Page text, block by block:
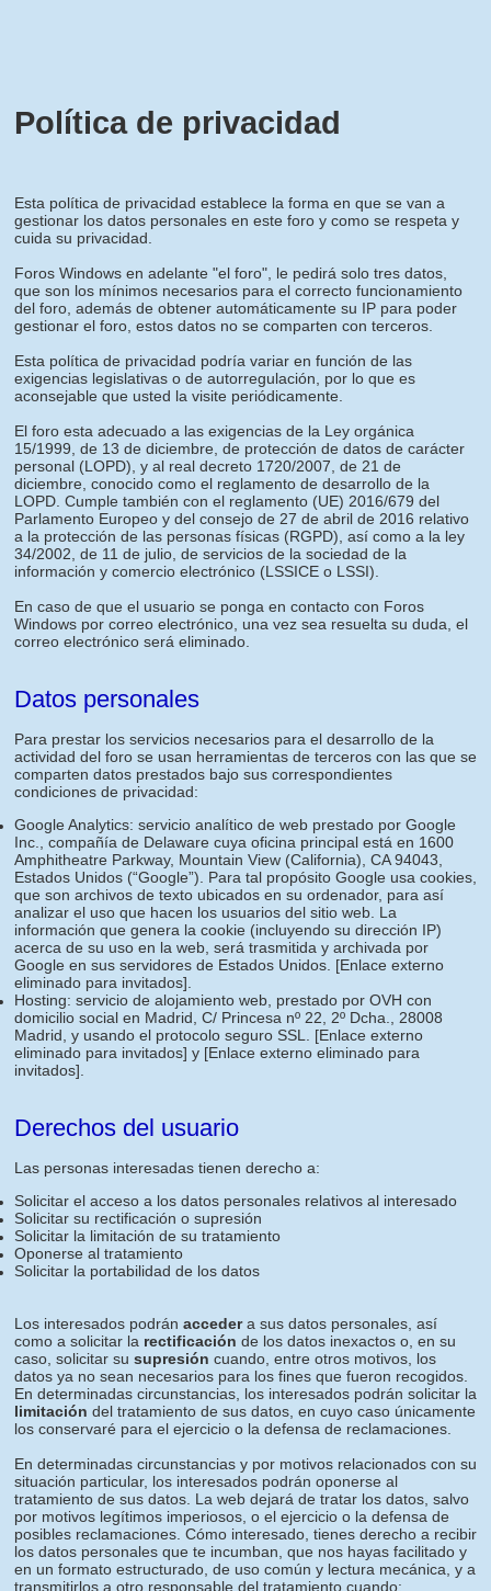
Política de privacidad
Esta política de privacidad establece la forma en que se van a
gestionar los datos personales en este foro y como se respeta y
cuida su privacidad.
Foros Windows en adelante "el foro", le pedirá solo tres datos,
que son los mínimos necesarios para el correcto funcionamiento
del foro, además de obtener automáticamente su IP para poder
gestionar el foro, estos datos no se comparten con terceros.
Esta política de privacidad podría variar en función de las
exigencias legislativas o de autorregulación, por lo que es
aconsejable que usted la visite periódicamente.
El foro esta adecuado a las exigencias de la Ley orgánica
15/1999, de 13 de diciembre, de protección de datos de carácter
personal (LOPD), y al real decreto 1720/2007, de 21 de
diciembre, conocido como el reglamento de desarrollo de la
LOPD. Cumple también con el reglamento (UE) 2016/679 del
Parlamento Europeo y del consejo de 27 de abril de 2016 relativo
a la protección de las personas físicas (RGPD), así como a la ley
34/2002, de 11 de julio, de servicios de la sociedad de la
información y comercio electrónico (LSSICE o LSSI).
En caso de que el usuario se ponga en contacto con Foros
Windows por correo electrónico, una vez sea resuelta su duda, el
correo electrónico será eliminado.
Datos personales
Para prestar los servicios necesarios para el desarrollo de la
actividad del foro se usan herramientas de terceros con las que se
comparten datos prestados bajo sus correspondientes
condiciones de privacidad:
Google Analytics: servicio analítico de web prestado por Google
Inc., compañía de Delaware cuya oficina principal está en 1600
Amphitheatre Parkway, Mountain View (California), CA 94043,
Estados Unidos (“Google”). Para tal propósito Google usa cookies,
que son archivos de texto ubicados en su ordenador, para así
analizar el uso que hacen los usuarios del sitio web. La
información que genera la cookie (incluyendo su dirección IP)
acerca de su uso en la web, será trasmitida y archivada por
Google en sus servidores de Estados Unidos. [Enlace externo
eliminado para invitados]
Hosting: servicio de alojamiento web, prestado por OVH con
domicilio social en Madrid, C/ Princesa nº 22, 2º Dcha., 28008
Madrid, y usando el protocolo seguro SSL. [Enlace externo
eliminado para invitados] y [Enlace externo eliminado para
invitados]
Derechos del usuario
Las personas interesadas tienen derecho a:
Solicitar el acceso a los datos personales relativos al interesado
Solicitar su rectificación o supresión
Solicitar la limitación de su tratamiento
Oponerse al tratamiento
Solicitar la portabilidad de los datos
Los interesados podrán accedera sus datos personales, así
como a solicitar la rectificación de los datos inexactos o, en su
caso, solicitar su supresión cuando, entre otros motivos, los
datos ya no sean necesarios para los fines que fueron recogidos.
En determinadas circunstancias, los interesados podrán solicitar la
limitación del tratamiento de sus datos, en cuyo caso únicamente
los conservaré para el ejercicio o la defensa de reclamaciones.
En determinadas circunstancias y por motivos relacionados con su
situación particular, los interesados podrán oponerse al
tratamiento de sus datos. La web dejará de tratar los datos, salvo
por motivos legítimos imperiosos, o el ejercicio o la defensa de
posibles reclamaciones. Cómo interesado, tienes derecho a recibir
los datos personales que te incumban, que nos hayas facilitado y
en un formato estructurado, de uso común y lectura mecánica, y a
transmitirlos a otro responsable del tratamiento cuando: